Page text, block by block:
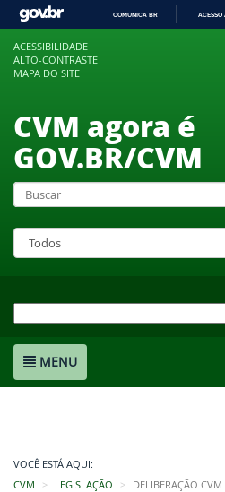
COMUNICA BR ACESSO
ACESSIBILIDADE
ALTO-CONTRASTE
MAPA DO SITE
CVM agora é
GOV.BR/CVM
MENU
VOCÊ ESTÁ AQUI:
CVM
LEGISLAÇÃO DELIBERAÇÃO